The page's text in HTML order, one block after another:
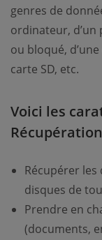
genres de
ordinateur,
ou bloqué,
carte SD, etc.
Voici les
Récupérer
disques de
Prendre en
(documents,